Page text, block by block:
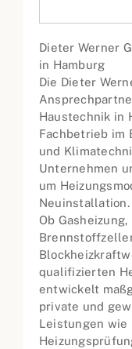
Dieter Werner
in Hamburg
Die Dieter
Haustechnik in
Fachbetrieb im
und
Unternehmen
um
Neuinstallation.
Ob
qualifizierten
entwickelt
private und
Leistungen wie